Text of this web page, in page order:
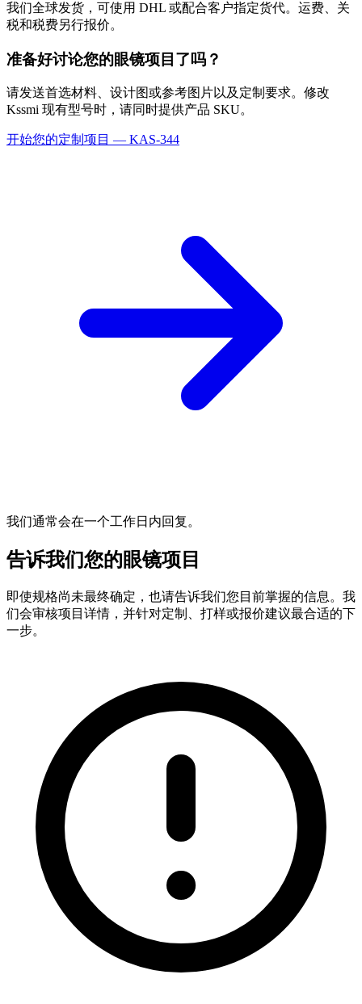
我们全球发货，可使用 DHL 或配合客户指定货代。运费、关
税和税费另行报价。
准备好讨论您的眼镜项目了吗？
请发送首选材料、设计图或参考图片以及定制要求。修改
Kssmi 现有型号时，请同时提供产品 SKU。
开始您的定制项目 — KAS-344
我们通常会在一个工作日内回复。
告诉我们您的眼镜项目
即使规格尚未最终确定，也请告诉我们您目前掌握的信息。我
们会审核项目详情，并针对定制、打样或报价建议最合适的下
一步。